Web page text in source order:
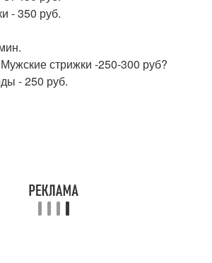
- 350 руб.
стрижки -250-300 руб?
- 250 руб.